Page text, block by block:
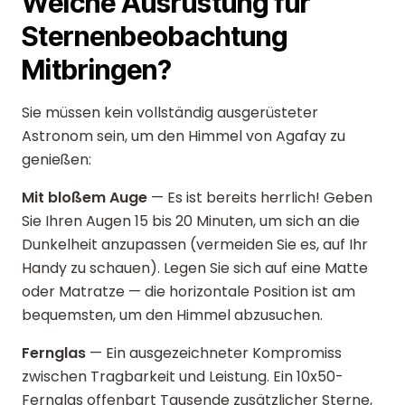
Sternenbeobachtung
Mitbringen?
Sie müssen kein vollständig ausgerüsteter
Astronom sein, um den Himmel von Agafay zu
genießen:
Mit bloßem Auge — Es ist bereits herrlich! Geben
Sie Ihren Augen 15 bis 20 Minuten, um sich an die
Dunkelheit anzupassen (vermeiden Sie es, auf Ihr
Handy zu schauen). Legen Sie sich auf eine Matte
oder Matratze — die horizontale Position ist am
bequemsten, um den Himmel abzusuchen.
Fernglas — Ein ausgezeichneter Kompromiss
zwischen Tragbarkeit und Leistung. Ein 10x50-
Fernglas offenbart Tausende zusätzlicher Sterne,